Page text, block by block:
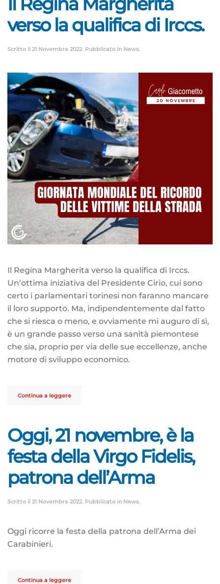
verso la qualifica di Irccs.
Scritto il 21 Novembre 2022. Pubblicato in News.
Il Regina Margherita verso la qualifica di Irccs.
Un’ottima iniziativa del Presidente Cirio, cui sono
certo i parlamentari torinesi non faranno mancare
il loro supporto. Ma, indipendentemente dal fatto
che si riesca o meno, e ovviamente mi auguro di sì,
è un grande passo verso una sanità piemontese
che sia, proprio per via delle sue eccellenze, anche
motore di sviluppo economico.
Continua a leggere
Oggi, 21 novembre, è la
festa della Virgo Fidelis,
patrona dell’Arma
Scritto il 21 Novembre 2022. Pubblicato in News.
Oggi ricorre la festa della patrona dell’Arma dei
Carabinieri.
Continua a leggere